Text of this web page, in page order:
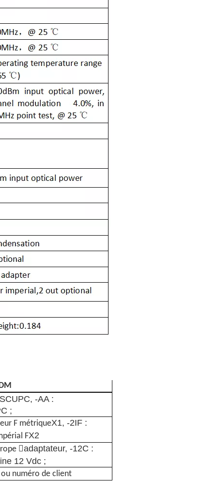
-AA :
;
F métriqueX1, -2IF :
FX2
adaptateur, -12C :
12 Vdc ;
ou numéro de client